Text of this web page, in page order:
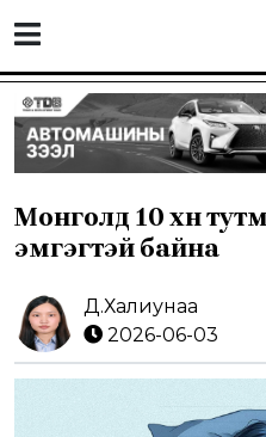
Монголд 10 хүн
эмгэгтэй байна
Д.Халиунаа
2026-06-03